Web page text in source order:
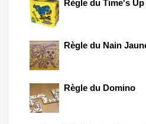
Règle du Time's Up
Règle du Nain
Règle du Domino